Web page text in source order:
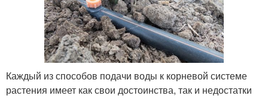
Каждый из способов подачи воды к корневой системе
растения имеет как свои достоинства, так и недостатки